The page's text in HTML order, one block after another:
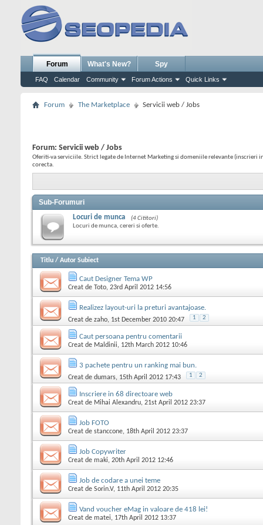
Forum
FAQ Calendar Community Forum Actions Quick Links
What's New? Spy
Forum The Marketplace Servicii web / Jobs
Forum: Servicii web / Jobs
Oferiti-va serviciile. Strict legate de Internet Marketing si domeniile relevante
corecta.
Sub-Forumuri
Locuri de munca
(4 Cititori)
Locuri de munca, cereri si oferte.
Titlu / Autor Subiect
Caut Designer Tema WP
Creat de Toto, 23rd April 2012 14:56
Realizez layout-uri la preturi avantajoase.
Creat de zaho, 1st December 2010 20:47 1 2
Caut persoana pentru comentarii
Creat de Maldinii, 12th March 2012 10:46
3 pachete pentru un ranking mai bun.
Creat de dumars, 15th April 2012 17:43 1 2
Inscriere in 68 directoare web
Creat de Mihai Alexandru, 21st April 2012 23:37
Job FOTO
Creat de stanccone, 18th April 2012 23:37
Job Copywriter
Creat de maki, 20th April 2012 12:46
Job de codare a unei teme
Creat de Sorin.V, 11th April 2012 20:35
Vand voucher eMag in valoare de 418 lei!
Creat de matei, 17th April 2012 13:37